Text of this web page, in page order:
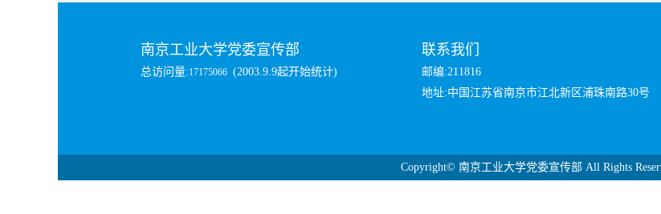
南京工业大学党委宣传部
总访问量:17175066 (2003.9.9起开始统计)
联系我们
邮编:211816
地址:中国江苏省南京市江北新区浦珠南路30号
Copyright© 南京工业大学党委宣传部 All Rights